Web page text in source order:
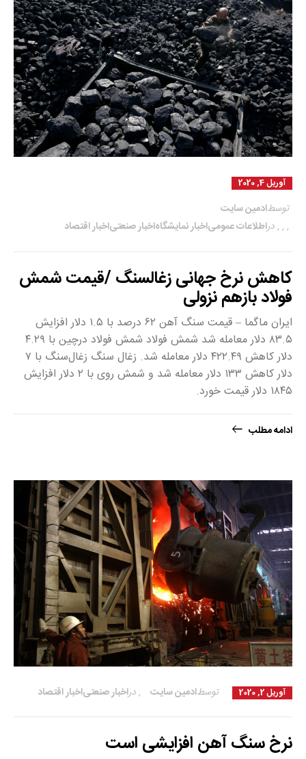
آوریل 4, 2020
ادمین سایتتوسط
اخبار اقتصاد
, اخبار صنعتی , اخبار نمایشگاه , اطلاعات عمومیدر
کاهش نرخ جهانی زغالسنگ /قیمت شمش
فولاد بازهم نزولی
ایران ماگما – قیمت سنگ آهن ۶۲ درصد با ۱.۵ دلار افزایش
۸۳.۵ دلار معامله شد شمش فولاد شمش فولاد درچین با ۴.۲۹
دلار کاهش ۴۲۲.۴۹ دلار معامله شد. زغال سنگ زغال‌سنگ با ۷
دلار کاهش ۱۳۳ دلار معامله شد و شمش روی با ۲ دلار افزایش
۱۸۴۵ دلار قیمت خورد.
ادامه مطلب
آوریل 2, 2020 ادمین سایتتوسط اخبار اقتصاد , اخبار صنعتیدر
نرخ سنگ آهن افزایشی است